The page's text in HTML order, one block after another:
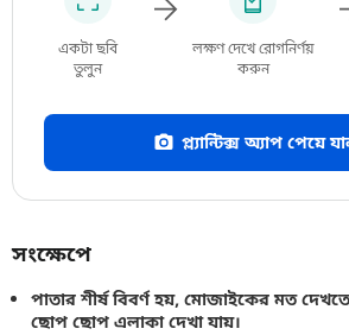
একটা ছবি
তুলুন
লক্ষণ দেখে রোগনির্ণয়
করুন
প্ল্যান্টিক্স অ্যাপ পেয়ে
সংক্ষেপে
পাতার শীর্ষ বিবর্ণ হয়, মোজাইকের মত
ছোপ ছোপ এলাকা দেখা যায়।